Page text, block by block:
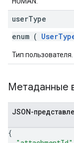
userType
enum (
Тип пользователя.
Метаданные
JSON-
{